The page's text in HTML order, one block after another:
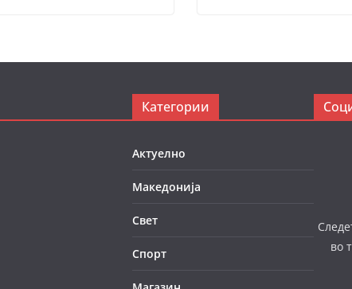
Категории
Актуелно
Македонија
Свет
Спорт
во